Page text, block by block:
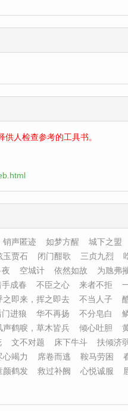
人检查参考的工具书。
销声匿迹 如梦方醒 城下之盟
玉贾石 闭门酣歌 三贞九烈
夜 空城计 依然如故 为虺弗
手成春 不臣之心 来者不拒
之即来，挥之即去 不当人子
进狼 华不再扬 不分皂白
声鹤唳，草木皆兵 倾心吐胆
文不对题 床下牛斗 扶倾济
心竭力 席卷而逃 鞍马劳困
颜鹤发 救过补阙 心悦诚服